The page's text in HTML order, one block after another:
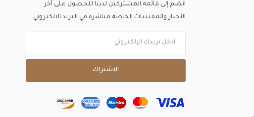
انضم إلى قائمة المشتركين لدينا للحصول على آخر
الأخبار والمقتنيات الخاصة مباشرة في البريد الالكتروني
الاشتراك